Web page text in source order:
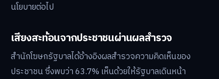
นโยบายต่อไป
เสียงสะท้อนจากประชาชนผ่านผลสำรวจ
สำนักโฆษกรัฐบาลได้อ้างอิงผลสำรวจความคิดเห็นของ
ประชาชน ซึ่งพบว่า 63.7% เห็นด้วยให้รัฐบาลเดินหน้า